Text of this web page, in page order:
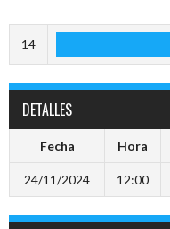
14
DETALLES
Fecha Hora
24/11/2024 12:00